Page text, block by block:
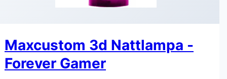
Maxcustom 3d Nattlampa -
Forever Gamer